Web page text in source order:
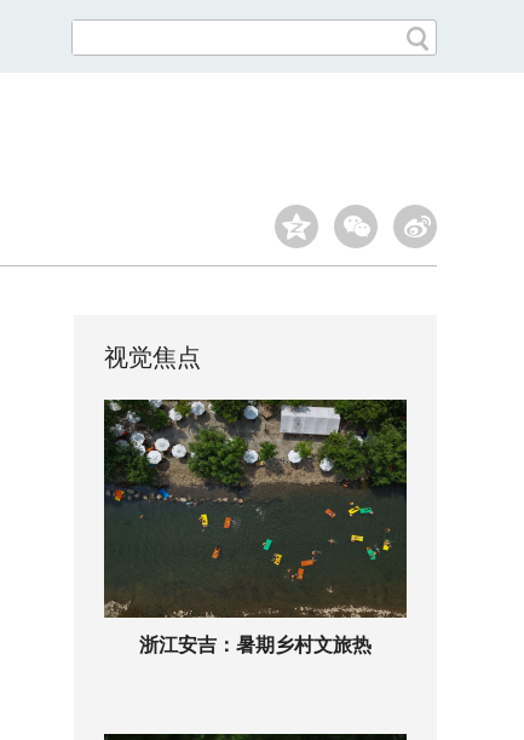
视觉焦点
浙江安吉：暑期乡村文旅热